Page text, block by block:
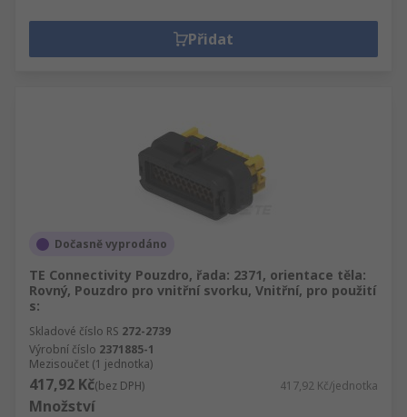
Přidat
Dočasně vyprodáno
TE Connectivity Pouzdro, řada: 2371, orientace těla:
Rovný, Pouzdro pro vnitřní svorku, Vnitřní, pro použití
s:
Skladové číslo RS 272-2739
Výrobní číslo 2371885-1
Mezisoučet (1 jednotka)
417,92 Kč(bez DPH) 417,92 Kč/jednotka
Množství